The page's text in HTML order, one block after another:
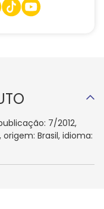
7/2012,
Brasil, idioma: